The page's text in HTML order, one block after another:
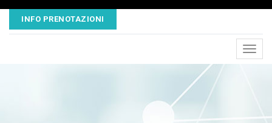
INFO PRENOTAZIONI